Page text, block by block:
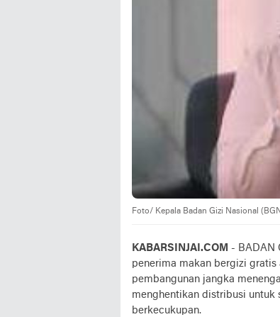
Foto/ Kepala Badan Gizi Nasional
KABARSINJAI.COM - BADAN
penerima makan bergizi gratis
pembangunan jangka
menghentikan distribusi untuk
berkecukupan.